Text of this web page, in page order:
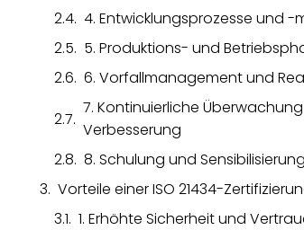
4. Entwicklungsprozesse und -
5. Produktions- und
6. Vorfallmanagement und
7. Kontinuierliche
Verbesserung
8. Schulung und Sensibilisierung
Vorteile einer ISO 21434-
1. Erhöhte Sicherheit und